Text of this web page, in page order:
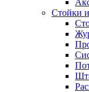
Стойки